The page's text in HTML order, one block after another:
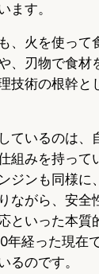
ます。
、火を使って
、刃物で食材
技術の根幹と
ているのは、
組みを持って
ジンも同様に
ながら、安全
といった本質
年経った現在
るのです。